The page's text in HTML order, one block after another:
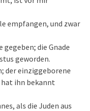
empfangen, und zwar
gegeben; die Gnade
geworden.
der einziggeborene
hat ihn bekannt
als die Juden aus